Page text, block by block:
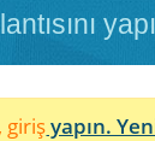
girişyapın.